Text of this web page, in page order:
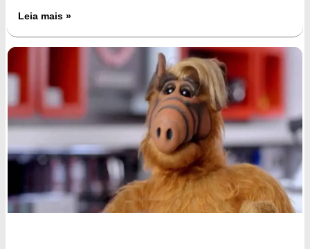
Leia mais »